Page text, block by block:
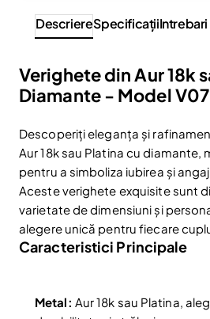
DescriereSpecificaţii
Verighete din Aur 18k
Diamante - Model
Descoperiți eleganța și
Aur 18k sau Platina cu diamante,
pentru a simboliza iubirea și
Aceste verighete exquisite sunt
varietate de dimensiuni și
alegere unică pentru fiecare
Caracteristici Principale
Metal: Aur 18k sau Platina,